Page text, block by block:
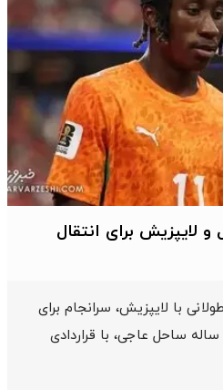
و لایپزیش برای انتقال
با لایپزیش، سرانجام برای
جذب یان دیومانده، پدیده ۱۹ ساله ساحل عاجی، با قراردادی